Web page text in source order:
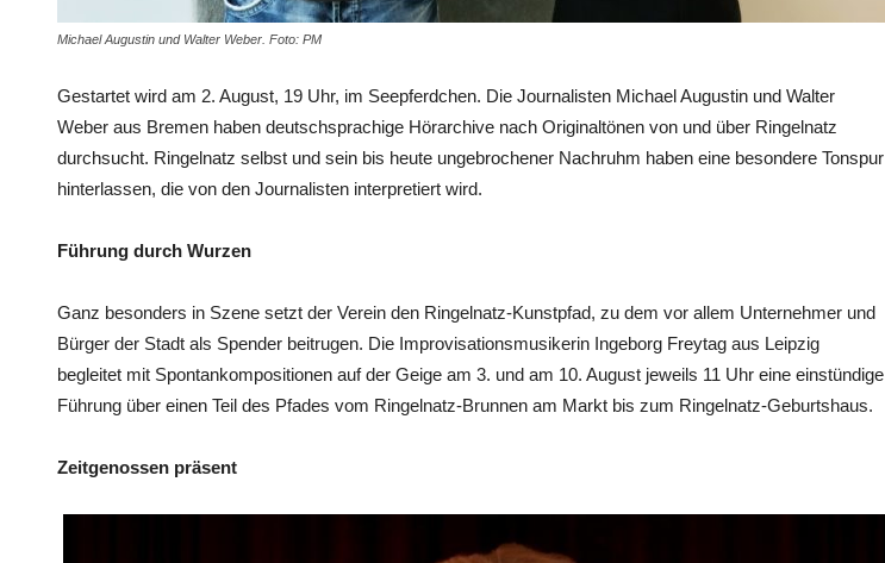
Michael Augustin und Walter Weber. Foto: PM
Gestartet wird am 2. August, 19 Uhr, im Seepferdchen. Die Journalisten Michael Augustin und Walter
Weber aus Bremen haben deutschsprachige Hörarchive nach Originaltönen von und über Ringelnatz
durchsucht. Ringelnatz selbst und sein bis heute ungebrochener Nachruhm haben eine besondere Tonspur
hinterlassen, die von den Journalisten interpretiert wird.
Führung durch Wurzen
Ganz besonders in Szene setzt der Verein den Ringelnatz-Kunstpfad, zu dem vor allem Unternehmer und
Bürger der Stadt als Spender beitrugen. Die Improvisationsmusikerin Ingeborg Freytag aus Leipzig
begleitet mit Spontankompositionen auf der Geige am 3. und am 10. August jeweils 11 Uhr eine einstündige
Führung über einen Teil des Pfades vom Ringelnatz-Brunnen am Markt bis zum Ringelnatz-Geburtshaus.
Zeitgenossen präsent